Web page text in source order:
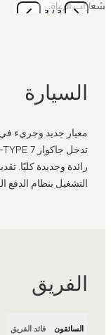
3
/
3
السيارة
معيار جديد وجريء في
رائدة وجديدة كليًا.
التشغيل بنظام الدفع
الفريق
السائقون قائد الفريق